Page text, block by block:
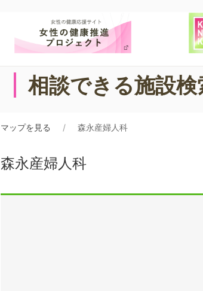
相談できる施設検
マップを見る 森永産婦人科
森永産婦人科